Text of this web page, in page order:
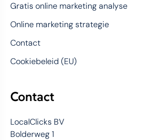
Gratis online marketing analyse
Online marketing strategie
Contact
Cookiebeleid (EU)
Contact
LocalClicks BV
Bolderweg 1